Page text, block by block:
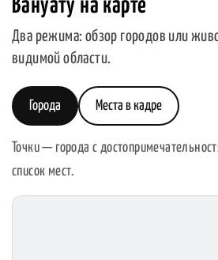
Вануату на карте
Два режима: обзор городов или
видимой области.
Города Места в кадре
Точки — города с
список мест.